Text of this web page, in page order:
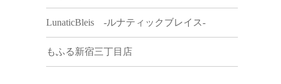
LunaticBleis -ルナティックブレイス-
もふる新宿三丁目店